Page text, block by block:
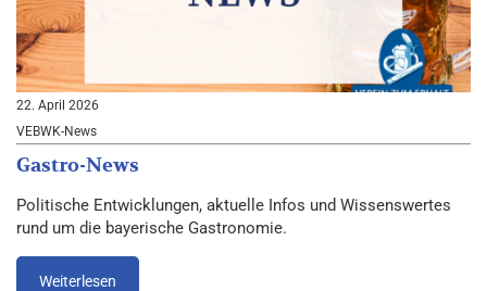
22. April 2026
VEBWK-News
Gastro-News
Politische Entwicklungen, aktuelle Infos und Wissenswertes
rund um die bayerische Gastronomie.
Weiterlesen